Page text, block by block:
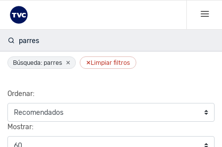
parres
Búsqueda: parres × ×Limpiar filtros
Ordenar:
Mostrar: